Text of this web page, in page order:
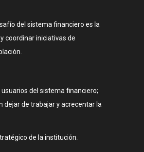
del sistema financiero es la
coordinar iniciativas de
del sistema financiero;
dejar de trabajar y acrecentar la
de la institución.